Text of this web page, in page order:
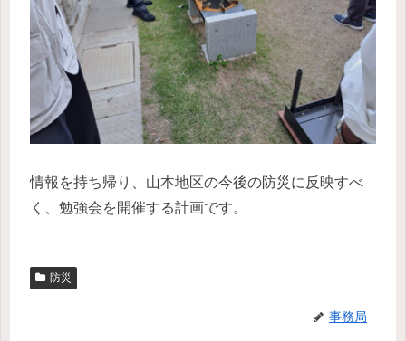
情報を持ち帰り、山本地区の今後の防災に反映すべ
く、勉強会を開催する計画です。
防災
事務局